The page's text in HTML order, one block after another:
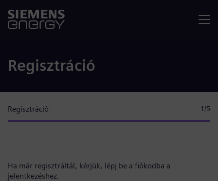
Regisztráció
Regisztráció 1 /5
Ha már regisztráltál, kérjük, lépj be a fiókodba a
jelentkezéshez.